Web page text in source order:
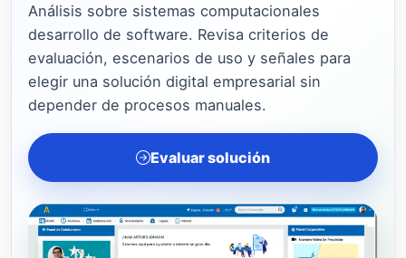
Análisis sobre sistemas computacionales
desarrollo de software. Revisa criterios de
evaluación, escenarios de uso y señales para
elegir una solución digital empresarial sin
depender de procesos manuales.
Evaluar solución